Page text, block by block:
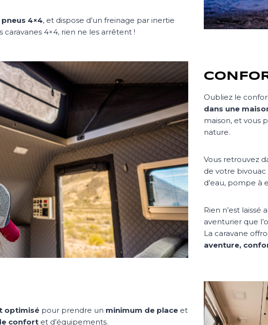
pneus 4×4, et dispose d’un freinage par inertie
caravanes 4×4, rien ne les arrêtent !
Oubliez le
dans une
maison, et vous
nature.
Vous retrouvez
de votre bivouac
d’eau, pompe à
Rien n’est laissé
aventurier que
La caravane
aventure,
optimisé pour prendre un minimum de place et
confort et d’équipements.